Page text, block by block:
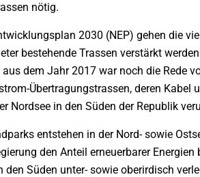
nötig.
2030 (NEP) gehen die
bestehende Trassen verstärkt
dem Jahr 2017 war noch die Rede
Übertragungstrassen, deren
Nordsee in den Süden der Republik
entstehen in der Nord- sowie
den Anteil erneuerbarer
den Süden unter- sowie oberirdisch